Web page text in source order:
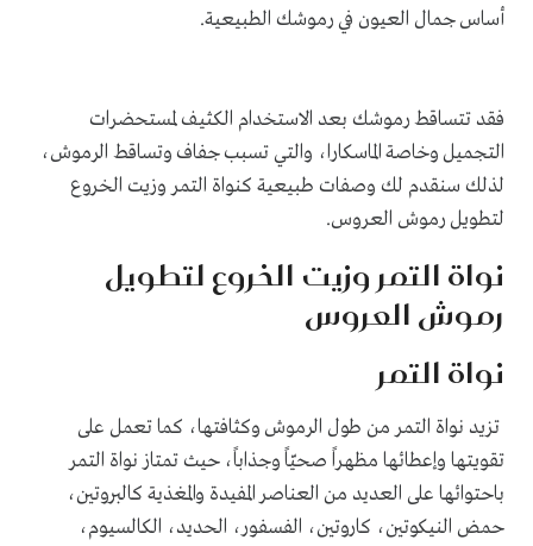
أساس جمال العيون في رموشك الطبيعية.
فقد تتساقط رموشك بعد الاستخدام الكثيف لمستحضرات
التجميل وخاصة الماسكارا، والتي تسبب جفاف وتساقط الرموش،
لذلك سنقدم لك وصفات طبيعية كنواة التمر وزيت الخروع
لتطويل رموش العروس.
نواة التمر وزيت الخروع لتطويل
رموش العروس
نواة التمر
تزيد نواة التمر من طول الرموش وكثافتها، كما تعمل على
تقويتها وإعطائها مظهراً صحيّاً وجذاباً، حيث تمتاز نواة التمر
باحتوائها على العديد من العناصر المفيدة والمغذية كالبروتين،
حمض النيكوتين، كاروتين، الفسفور، الحديد، الكالسيوم،